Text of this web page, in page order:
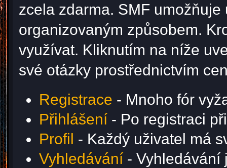
zcela zdarma. SMF
organizovaným způsobem.
využívat. Kliknutím na níže
své otázky prostřednictvím
Registrace - Mnoho fór
Přihlášení - Po registraci
Profil - Každý uživatel má
Vyhledávání - Vyhledávání